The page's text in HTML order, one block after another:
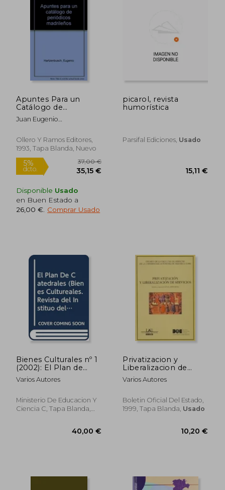
5%
dcto. 11,88 €
Rápido
Apuntes Para un
Catálogo de
Periódicos
Madrileños, Desde el
(Obra Premiada por
la Biblioteca Nacional
Público de 1873).
Edición Facsímil.
Juan Eugenio
Ollero Y Ramos Editores,
1993, Tapa Blanda, Nuevo
Disponible Usado
en Buen Estado a
26,00 € Comprar Usado
picarol, revista
humorística
Parsifal Ediciones, Usado
Bienes Culturales nº 1
(2002): El Plan de
Catedrales
Varios Autores
Ministerio De Educacion Y
Ciencia C, Tapa Blanda,
Privatizacion y
Liberalizacion de
Servicios
Varios Autores
Boletin Oficial Del Estado,
1999, Tapa Blanda, Usado